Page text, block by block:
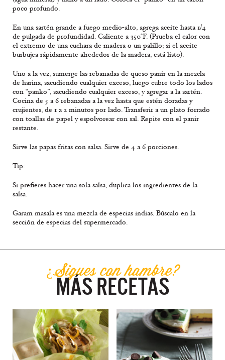
poco profundo.
En una sartén grande a fuego medio-alto, agrega aceite hasta 1/4
de pulgada de profundidad. Caliente a 350°F. (Prueba el calor con
el extremo de una cuchara de madera o un palillo; si el aceite
burbujea rápidamente alrededor de la madera, está listo).
Uno a la vez, sumerge las rebanadas de queso panir en la mezcla
de harina, sacudiendo cualquier exceso, luego cubre todo los lados
con “panko”, sacudiendo cualquier exceso, y agregar a la sartén.
Cocina de 5 a 6 rebanadas a la vez hasta que estén doradas y
crujientes, de 1 a 2 minutos por lado. Transferir a un plato forrado
con toallas de papel y espolvorear con sal. Repite con el panir
restante.
Sirve las papas fritas con salsa. Sirve de 4 a 6 porciones.
Tip:
Si prefieres hacer una sola salsa, duplica los ingredientes de la
salsa.
Garam masala es una mezcla de especias indias. Búscalo en la
sección de especias del supermercado.
¿Sigues con hambre?
MÁS RECETAS